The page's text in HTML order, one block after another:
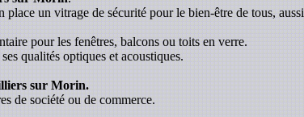
un vitrage de sécurité pour le bien-être de tous,
pour les fenêtres, balcons ou toits en verre.
qualités optiques et acoustiques.
sur Morin.
de société ou de commerce.